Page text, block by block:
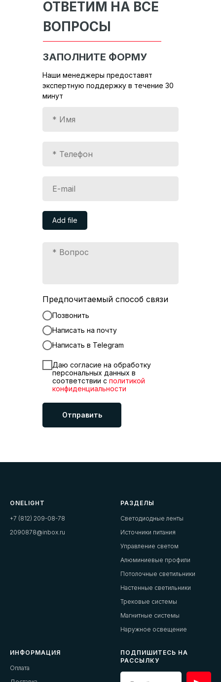
Add file
Предпочитаемый способ связи
Позвонить
Написать на почту
Написать в Telegram
Даю согласие на обработку
персональных данных в
соответствии с политикой
конфиденциальности
Отправить
ОТВЕТИМ НА ВСЕ
ВОПРОСЫ
Наши менеджеры предоставят
экспертную поддержку в течение 30
минут
ЗАПОЛНИТЕ ФОРМУ
ONELIGHT
+7 (812) 209-08-78
2090878@inbox.ru
РАЗДЕЛЫ
Светодиодные ленты
Источники питания
Управление светом
Алюминиевые профили
Потолочные светильники
Настенные светильники
Трековые системы
Магнитные системы
Наружное освещение
ИНФОРМАЦИЯ
Оплата
ПОДПИШИТЕСЬ НА
РАССЫЛКУ